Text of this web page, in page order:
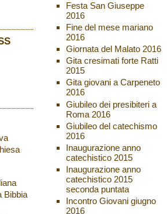
Bibbia
Festa San Giuseppe
2016
Fine del mese mariano
2016
Giornata del Malato 2016
Gita cresimati forte Ratti
2015
Gita giovani a Carpeneto
2016
Giubileo dei presibiteri a
Roma 2016
Giubileo del catechismo
2016
Inaugurazione anno
catechistico 2015
Inaugurazione anno
catechistico 2015
seconda puntata
Incontro Giovani giugno
2016